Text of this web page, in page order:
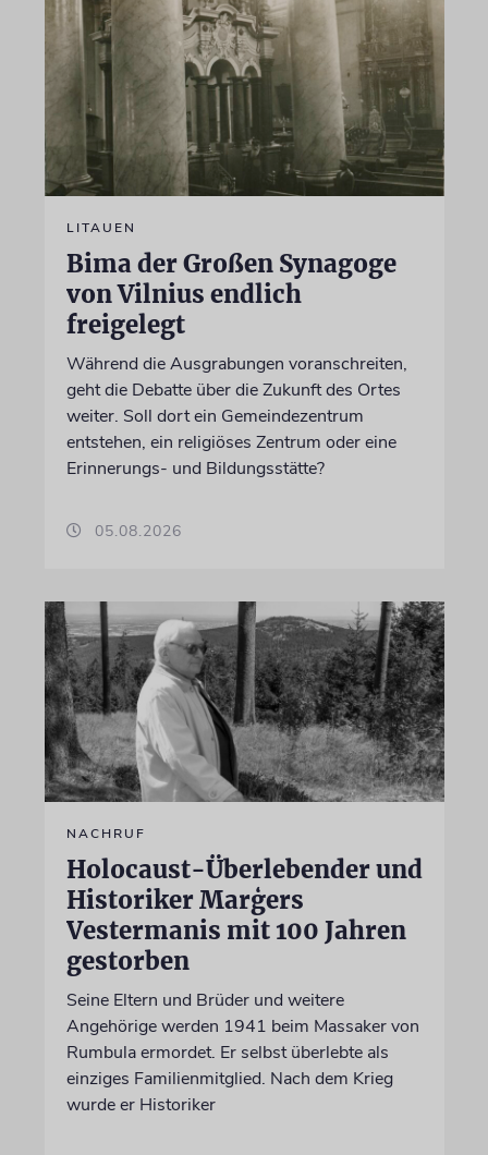
LITAUEN
Bima der Großen Synagoge
von Vilnius endlich
freigelegt
Während die Ausgrabungen voranschreiten,
geht die Debatte über die Zukunft des Ortes
weiter. Soll dort ein Gemeindezentrum
entstehen, ein religiöses Zentrum oder eine
Erinnerungs- und Bildungsstätte?
05.08.2026
NACHRUF
Holocaust-Überlebender und
Historiker Marģers
Vestermanis mit 100 Jahren
gestorben
Seine Eltern und Brüder und weitere
Angehörige werden 1941 beim Massaker von
Rumbula ermordet. Er selbst überlebte als
einziges Familienmitglied. Nach dem Krieg
wurde er Historiker